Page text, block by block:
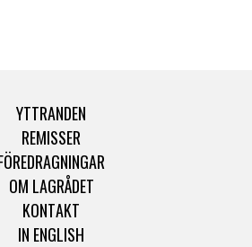
YTTRANDEN
REMISSER
OM LAGRÅDET
KONTAKT
IN ENGLISH